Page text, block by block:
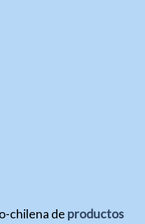
chilena de productos